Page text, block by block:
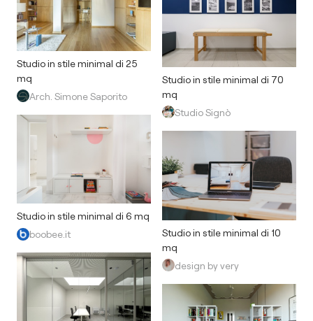
Studio in stile minimal di 25
mq
Arch. Simone Saporito
Studio in stile minimal di 6 mq
boobee.it
Studio in stile minimal di 70
mq
Studio Signò
Studio in stile minimal di 10
mq
design by very